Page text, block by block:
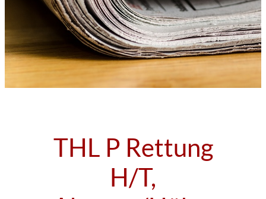
THL P Rettung
H/T,